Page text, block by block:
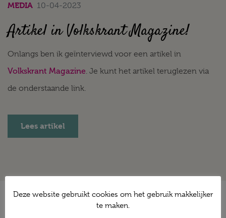
MEDIA 10-04-2023
Artikel in Volkskrant Magazine!
Onlangs ben ik geïnterviewd voor een artikel in
Volkskrant Magazine. Je kunt het artikel teruglezen via
de onderstaande link.
Lees artikel
Deze website gebruikt cookies om het gebruik makkelijker
te maken.